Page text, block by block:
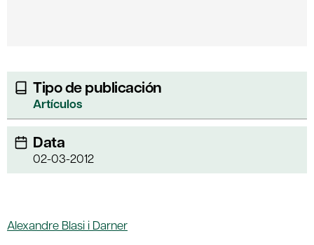
Tipo de publicación
Artículos
Data
02-03-2012
Alexandre Blasi i Darner